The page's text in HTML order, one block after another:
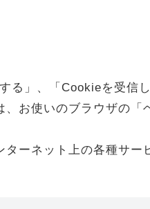
る」、「Cookieを受信
お使いのブラウザの「
ーネット上の各種サー